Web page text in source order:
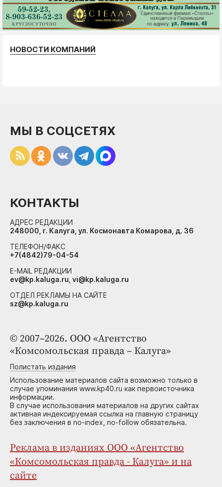
НОВОСТИ КОМПАНИЙ
© 2007–2026. ООО «Агентство
«Комсомольская правда – Калуга»
Полистать издания
Использование материалов сайта возможно только в
случае упоминания www.kp40.ru как первоисточника
информации.
В случае использования материалов на других сайтах
активная индексируемая ссылка на главную страницу
без заключения в no-index, no-follow обязательна.
Реклама в изданиях ООО «Агентство
«Комсомольская правда - Калуга» и на
сайте
МЫ В СОЦСЕТЯХ
КОНТАКТЫ
АДРЕС РЕДАКЦИИ
248000, г. Калуга, ул. Космонавта Комарова, д. 36
ТЕЛЕФОН/ФАКС
+7(4842)79-04-54
E-MAIL РЕДАКЦИИ
ev@kp.kaluga.ru, vi@kp.kaluga.ru
ОТДЕЛ РЕКЛАМЫ НА САЙТЕ
sz@kp.kaluga.ru